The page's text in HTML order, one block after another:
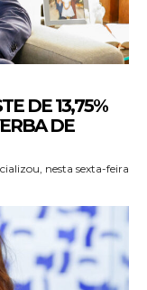
DE 13,75%
DE
nesta sexta-feira